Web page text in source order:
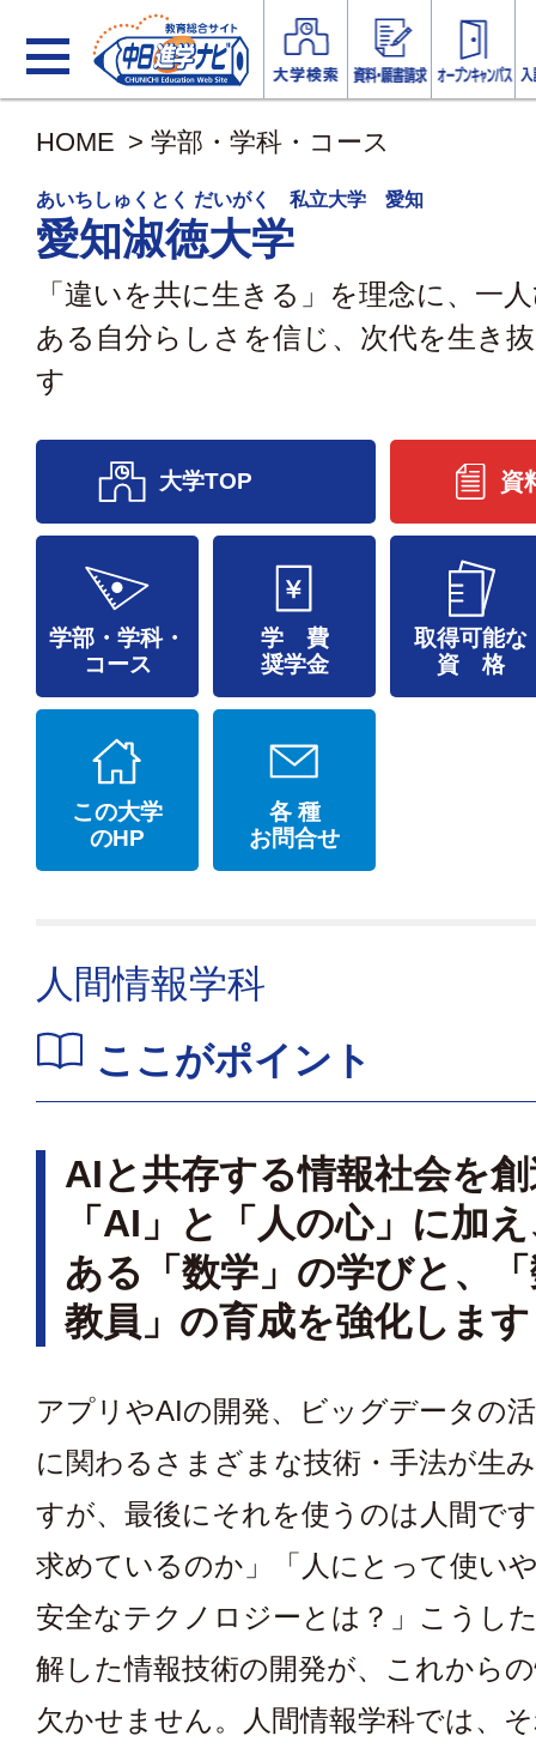
HOME > 学部・学科・コース
あいちしゅくとく だいがく 私立大学 愛知
愛知淑徳大学
「違いを共に生きる」を理念に、一
ある自分らしさを信じ、次代を生き
す
資
大学TOP
学部・学科・
コース
学 費
奨学金
取得可能な
資 格
この大学
のHP
各 種
お問合せ
人間情報学科
ここがポイント
AIと共存する情報社会を
「AI」と「人の心」に加
ある「数学」の学びと、
教員」の育成を強化します
アプリやAIの開発、ビッグデータの
に関わるさまざまな技術・手法が生
すが、最後にそれを使うのは人間で
求めているのか」「人にとって使い
安全なテクノロジーとは？」こうし
解した情報技術の開発が、これから
欠かせません。人間情報学科では、